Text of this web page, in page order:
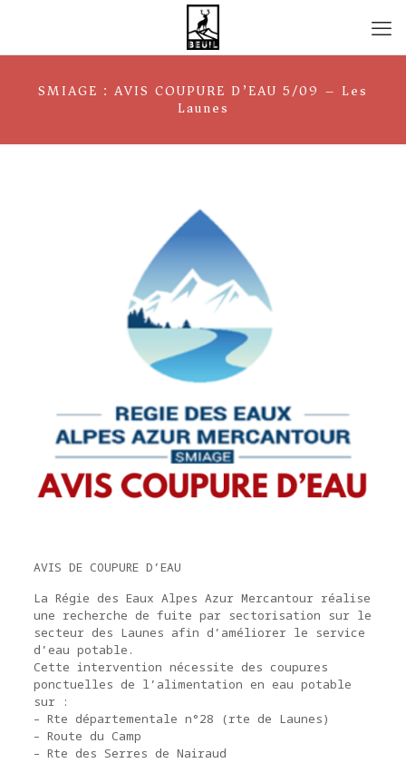
SMIAGE : AVIS COUPURE D’EAU 5/09 – Les
Launes
AVIS DE COUPURE D’EAU
La Régie des Eaux Alpes Azur Mercantour réalise
une recherche de fuite par sectorisation sur le
secteur des Launes afin d’améliorer le service
d’eau potable.
Cette intervention nécessite des coupures
ponctuelles de l’alimentation en eau potable
sur :
– Rte départementale n°28 (rte de Launes)
– Route du Camp
– Rte des Serres de Nairaud